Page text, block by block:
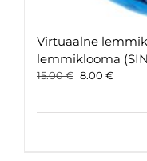
Virtuaalne
lemmiklooma
15.00€ Original
was:
8.00 €Current
is: